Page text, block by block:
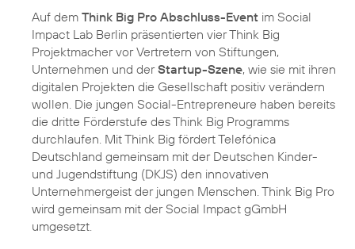
Auf dem Think Big Pro Abschluss-Event im Social
Impact Lab Berlin präsentierten vier Think Big
Projektmacher vor Vertretern von Stiftungen,
Unternehmen und derStartup-Szene, wie sie mit ihren
digitalen Projekten die Gesellschaft positiv verändern
wollen. Die jungen Social-Entrepreneure haben bereits
die dritte Förderstufe des Think Big Programms
durchlaufen. Mit Think Big fördert Telefónica
Deutschland gemeinsam mit der Deutschen Kinder-
und Jugendstiftung (DKJS) den innovativen
Unternehmergeist der jungen Menschen. Think Big Pro
wird gemeinsam mit der Social Impact gGmbH
umgesetzt.